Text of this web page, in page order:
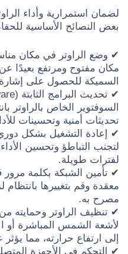
لضمان استمرارية وأداء
بعض النصائح الأساسية
✔ وضع الراوتر في مكان
مكان مفتوح ومرتفع بعيدًا عن
السميكة للحصول على
السوفتوير الخاص بالراوتر
تحديثات أمنية وتحسينات
✔ إعادة التشغيل بشكل
لتجنب التباطؤ وتحسين
لفترات طويلة.
✔ تأمين الشبكة بكلمة
معقدة وقم بتغييرها بانتظام
مصرح به.
✔ تنظيف الراوتر وحمايته
لأشعة الشمس المباشرة أو
إلى ارتفاع حرارته، مما يؤثر
✔ التحكم في الأجهزة